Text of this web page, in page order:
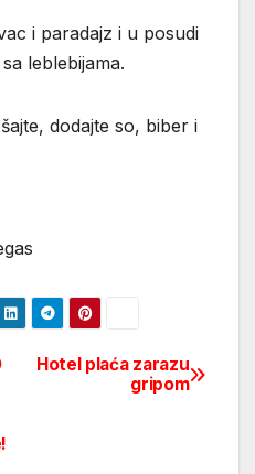
i paradajz i u posudi
leblebijama.
dodajte so, biber i
Hotel plaća zarazu
gripom